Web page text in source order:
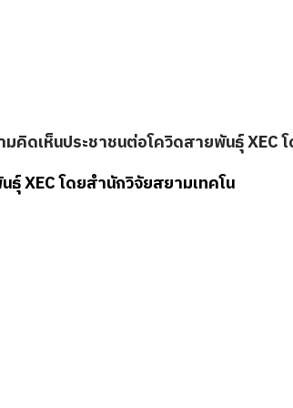
ห็นประชาชนต่อโควิดสายพันธุ์ XEC โ
โดยสำนักวิจัยสยามเทคโน